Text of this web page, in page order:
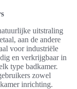
uitstraling
aan de andere
voor industriële
en verkrijgbaar in
type badkamer.
zowel
inrichting.